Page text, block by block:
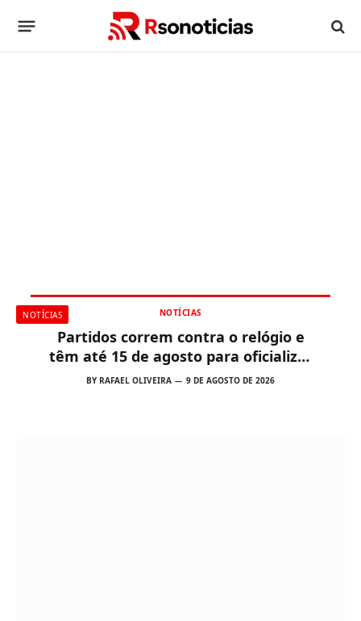
NOTÍCIAS NOTÍCIAS
Partidos correm contra o relógio e
têm até 15 de agosto para oficializar
candidaturas
BY RAFAEL OLIVEIRA 9 DE AGOSTO DE 2026